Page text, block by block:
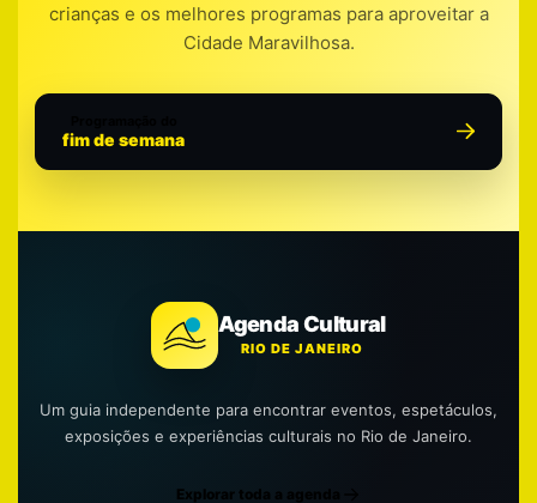
crianças e os melhores programas para aproveitar a
Cidade Maravilhosa.
fim de semana
Agenda Cultural
RIO DE JANEIRO
Um guia independente para encontrar eventos, espetáculos,
exposições e experiências culturais no Rio de Janeiro.
Explorar toda a agenda